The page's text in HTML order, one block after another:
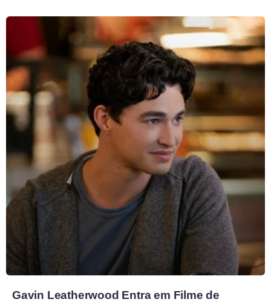
Gavin Leatherwood Entra em Filme de